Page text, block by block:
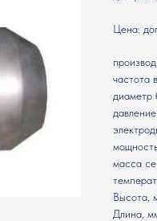
Цена:
частота
диаметр
масса
Высота,
Длина,